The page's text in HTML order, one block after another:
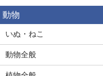
動物
いぬ・ねこ
動物全般